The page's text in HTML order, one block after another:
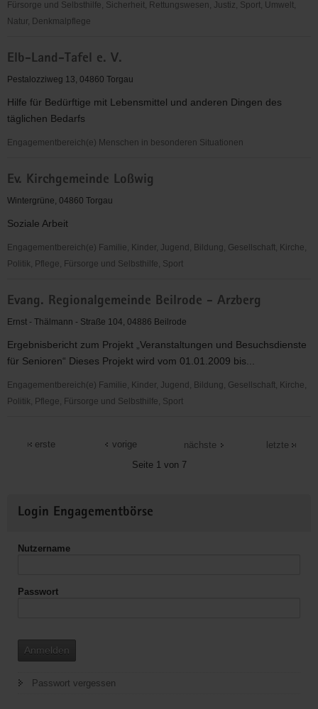
Fürsorge und Selbsthilfe, Sicherheit, Rettungswesen, Justiz, Sport, Umwelt,
Natur, Denkmalpflege
Verband
für
und
Jugendarbeit
Sachsen-
e.V.
Torgau
Elb-Land-Tafel e. V.
Pestalozziweg 13, 04860 Torgau
Hilfe für Bedürftige mit Lebensmittel und anderen Dingen des
täglichen Bedarfs
Engagementbereich(e) Menschen in besonderen Situationen
Land-
Tafel
V.
Ev. Kirchgemeinde Loßwig
Wintergrüne, 04860 Torgau
Soziale Arbeit
Engagementbereich(e) Familie, Kinder, Jugend, Bildung, Gesellschaft, Kirche,
Politik, Pflege, Fürsorge und Selbsthilfe, Sport
Kirchgemeinde
Loßwig
Evang. Regionalgemeinde Beilrode - Arzberg
Ernst - Thälmann - Straße 104, 04886 Beilrode
Ergebnisbericht zum Projekt „Veranstaltungen und Besuchsdienste
für Senioren“ Dieses Projekt wird vom 01.01.2009 bis...
Engagementbereich(e) Familie, Kinder, Jugend, Bildung, Gesellschaft, Kirche,
Politik, Pflege, Fürsorge und Selbsthilfe, Sport
Regionalgemeinde
erste
vorige
Seite 1 von 7
nächste letzte
Informationen
Login Engagementbörse
Nutzername
Passwort
Anmelden
Passwort vergessen